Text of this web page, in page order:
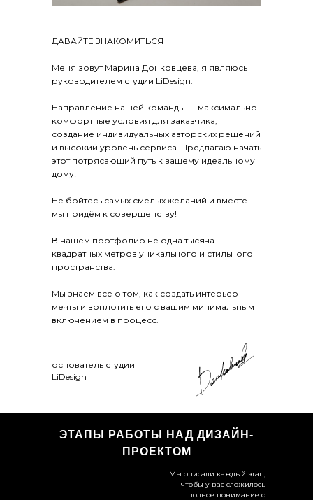
основатель студии
LiDesign
ДАВАЙТЕ ЗНАКОМИТЬСЯ
Меня зовут Марина Донковцева, я являюсь
руководителем студии LiDesign.
Направление нашей команды — максимально
комфортные условия для заказчика,
создание индивидуальных авторских решений
и высокий уровень сервиса. Предлагаю начать
этот потрясающий путь к вашему идеальному
дому!
Не бойтесь самых смелых желаний и вместе
мы придём к совершенству!
В нашем портфолио не одна тысяча
квадратных метров уникального и стильного
пространства.
Мы знаем все о том, как создать интерьер
мечты и воплотить его с вашим минимальным
включением в процесс.
ЭТАПЫ РАБОТЫ НАД ДИЗАЙН-
ПРОЕКТОМ
Мы описали каждый этап,
чтобы у вас сложилось
полное понимание о